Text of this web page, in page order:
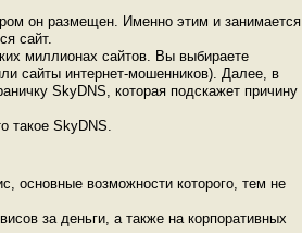
он размещен. Именно этим и занимается
сайт.
миллионах сайтов. Вы выбираете
сайты интернет-мошенников). Далее, в
SkyDNS, которая подскажет причину
такое SkyDNS.
основные возможности которого, тем не
за деньги, а также на корпоративных